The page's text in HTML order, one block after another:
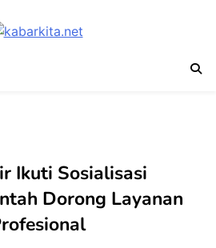
Ikuti Sosialisasi
Dorong Layanan